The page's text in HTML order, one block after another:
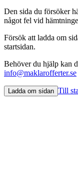
Den sida du försöker
något fel vid
Försök att ladda om
startsidan.
Behöver du hjälp kan
info@maklarofferter.se
Ladda om sidan Till